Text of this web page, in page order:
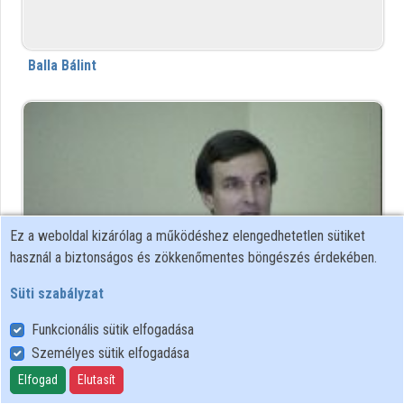
Intézmények
Balla Bálint
Balla György
Ez a weboldal kizárólag a működéshez elengedhetetlen sütiket
használ a biztonságos és zökkenőmentes böngészés érdekében.
Süti szabályzat
Funkcionális sütik elfogadása
Személyes sütik elfogadása
Elfogad Elutasít